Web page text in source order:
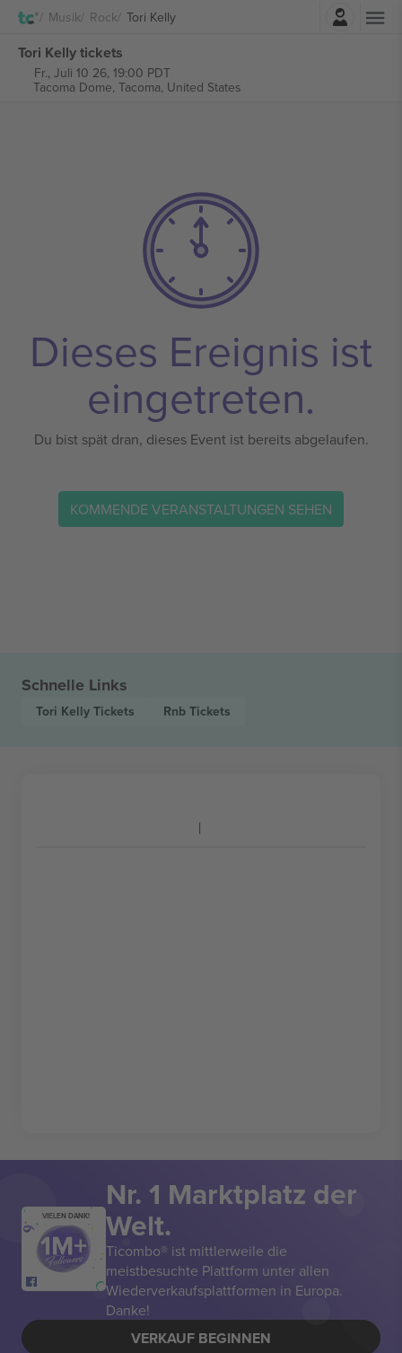
Musik Rock Tori Kelly
Tori Kelly tickets
Fr., Juli 10 26, 19:00 PDT
Tacoma Dome, Tacoma, United States
Dieses Ereignis ist
eingetreten.
Du bist spät dran, dieses Event ist bereits abgelaufen.
KOMMENDE VERANSTALTUNGEN SEHEN
Schnelle Links
Tori Kelly Tickets Rnb Tickets
VIELEN DANK!
Nr. 1 Marktplatz der
Welt.
Ticombo® ist mittlerweile die
meistbesuchte Plattform unter allen
Wiederverkaufsplattformen in Europa.
Danke!
VERKAUF BEGINNEN